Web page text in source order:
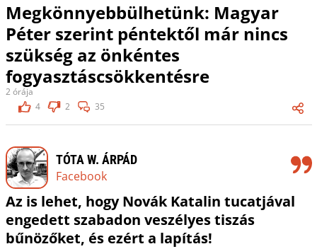
Megkönnyebbülhetünk: Magyar
Péter szerint péntektől már nincs
szükség az önkéntes
fogyasztáscsökkentésre
2 órája
4
2 35
TÓTA W. ÁRPÁD
Facebook
Az is lehet, hogy Novák Katalin tucatjával
engedett szabadon veszélyes tiszás
bűnözőket, és ezért a lapítás!